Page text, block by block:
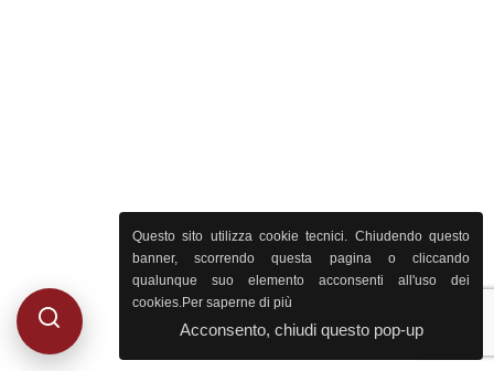
Questo sito utilizza cookie tecnici. Chiudendo questo
banner, scorrendo questa pagina o cliccando
qualunque suo elemento acconsenti all'uso dei
cookies.Per saperne di più
Acconsento, chiudi questo pop-up
Parla con il nostro staff
0432 25400